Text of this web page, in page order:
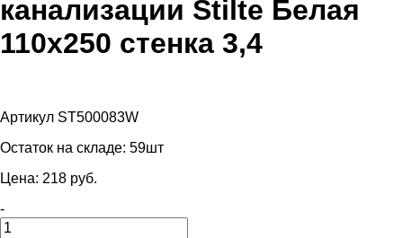
канализации Stilte Белая
110x250 стенка 3,4
Артикул ST500083W
Остаток на складе: 59шт
Цена: 218 pуб.
-